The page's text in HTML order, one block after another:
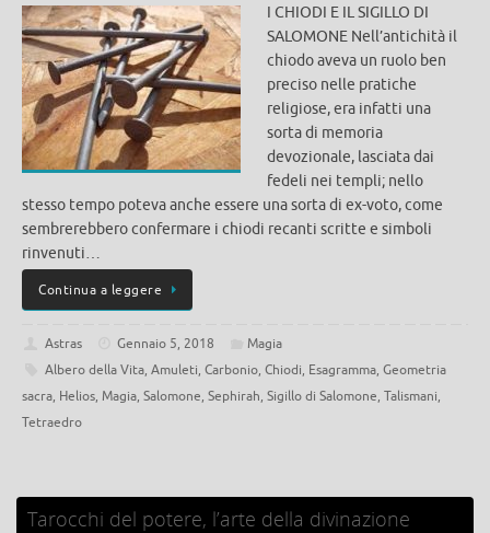
I CHIODI E IL SIGILLO DI
SALOMONE Nell’antichità il
chiodo aveva un ruolo ben
preciso nelle pratiche
religiose, era infatti una
sorta di memoria
devozionale, lasciata dai
fedeli nei templi; nello
stesso tempo poteva anche essere una sorta di ex-voto, come
sembrerebbero confermare i chiodi recanti scritte e simboli
rinvenuti…
Continua a leggere
Astras Gennaio 5, 2018
Magia
Albero della Vita, Amuleti, Carbonio, Chiodi, Esagramma, Geometria
sacra, Helios, Magia, Salomone, Sephirah, Sigillo di Salomone, Talismani,
Tetraedro
Tarocchi del potere, l’arte della divinazione